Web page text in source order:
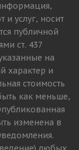
и услуг, носит
публичной
ст. 437
на
характер и
стоимость
как меньше,
изменена в